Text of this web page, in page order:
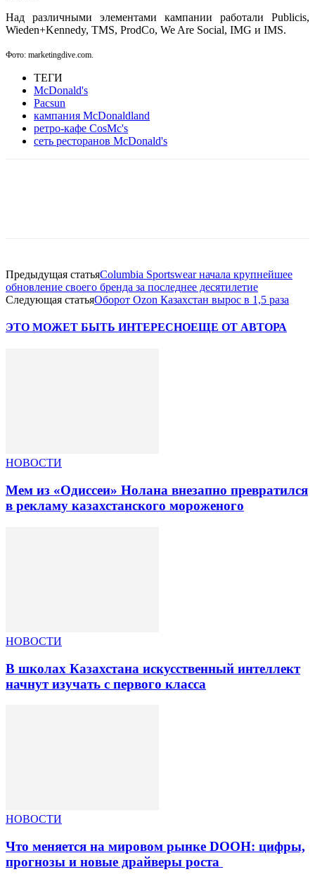
Над различными элементами кампании работали Publicis,
Wieden+Kennedy, TMS, ProdCo, We Are Social, IMG и IMS.
Фото: marketingdive.com.
ТЕГИ
McDonald's
Pacsun
кампания McDonaldland
ретро-кафе CosMc's
сеть ресторанов McDonald's
Предыдущая статьяColumbia Sportswear начала крупнейшее
обновление своего бренда за последнее десятилетие
Следующая статьяОборот Ozon Казахстан вырос в 1,5 раза
ЭТО МОЖЕТ БЫТЬ ИНТЕРЕСНОЕЩЕ ОТ АВТОРА
НОВОСТИ
Мем из «Одиссеи» Нолана внезапно превратился
в рекламу казахстанского мороженого
НОВОСТИ
В школах Казахстана искусственный интеллект
начнут изучать с первого класса
НОВОСТИ
Что меняется на мировом рынке DOOH: цифры,
прогнозы и новые драйверы роста